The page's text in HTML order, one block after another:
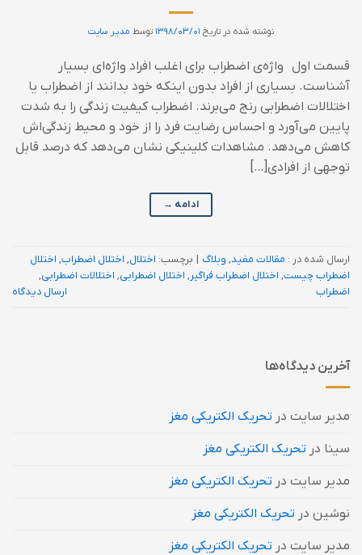
نوشته شده در تاریخ ۱۳۹۸/۰۳/۰۱ توسط مدیر سایت
قسمت اول واژه‌ی اضطراب برای اغلب افراد واژه‌ای بسیار
آشناست. بسیاری از افراد بدون اینکه خود بدانند از اضطراب یا
اختلالات اضطرابی رنج می‌برند. اضطراب کیفیت زندگی را به شدت
پایین می‌آورد و احساس رضایت فرد را از خود و محیط زندگی‌اش
کاهش می‌دهد. مشاهدات کلینیکی نشان می‌دهد که درصد قابل
توجهی از افرادی[…]
ادامه →
ارسال شده در : مقالات مفید, وبلاگ | برچسب: اختلال, اختلال اضطراب, اختلال
اضطراب چیست, اختلال اضطراب فراگیر, اختلال اضطرابی, اختلالات اضطرابی,
اضطراب
ارسال دیدگاه
آخرین دیدگاه‌ها
مدیر سایت در تحریک الکتریکی مغز
سینا در تحریک الکتریکی مغز
مدیر سایت در تحریک الکتریکی مغز
نوشین در تحریک الکتریکی مغز
مدیر سایت در تحریک الکتریکی مغز